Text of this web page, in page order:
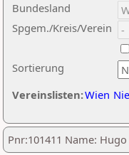
Sortierung
Bundesland
Spgem./Kreis/Verein
Vereinslisten:Wien
Pnr:101411 Name: